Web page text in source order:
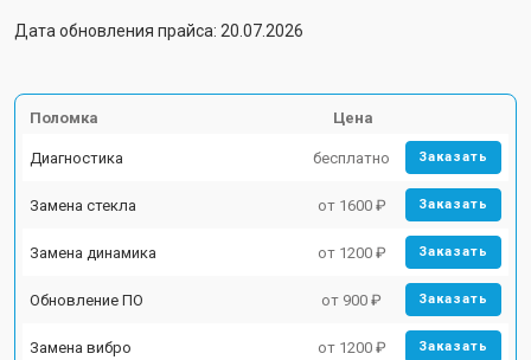
Дата обновления прайса: 20.07.2026
Поломка Цена
Диагностика бесплатно Заказать
Замена стекла от 1600 ₽ Заказать
Замена динамика от 1200 ₽ Заказать
Обновление ПО от 900 ₽ Заказать
Замена вибро от 1200 ₽ Заказать